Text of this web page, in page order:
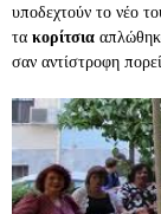
υποδεχτούν το νέο
τα κορίτσια
σαν αντίστροφη